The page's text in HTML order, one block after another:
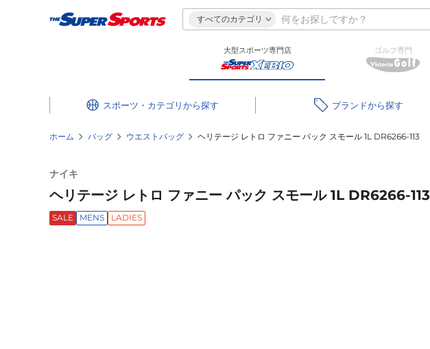
すべてのカテゴリ
大型スポーツ専門店 ゴルフ専門
スポーツ・カテゴリ ブランド
ホーム バッグ ウエストバッグ ヘリテージ レトロ ファニー パック スモール 1L DR6266-113
ナイキ
ヘリテージ レトロ ファニー パック スモール 1L DR6266-113
SALE MENS LADIES